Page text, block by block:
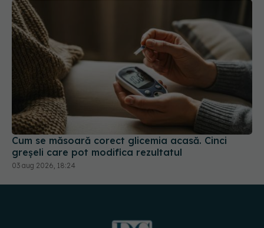
Cum se măsoară corect glicemia acasă. Cinci
greșeli care pot modifica rezultatul
03 aug 2026, 18:24